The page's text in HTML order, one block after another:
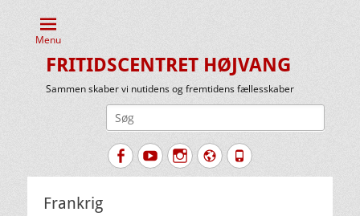
Menu
FRITIDSCENTRET HØJVANG
Sammen skaber vi nutidens og fremtidens fællesskaber
FacebookYouTubeInstagram
Website
Tlf.
Frankrig